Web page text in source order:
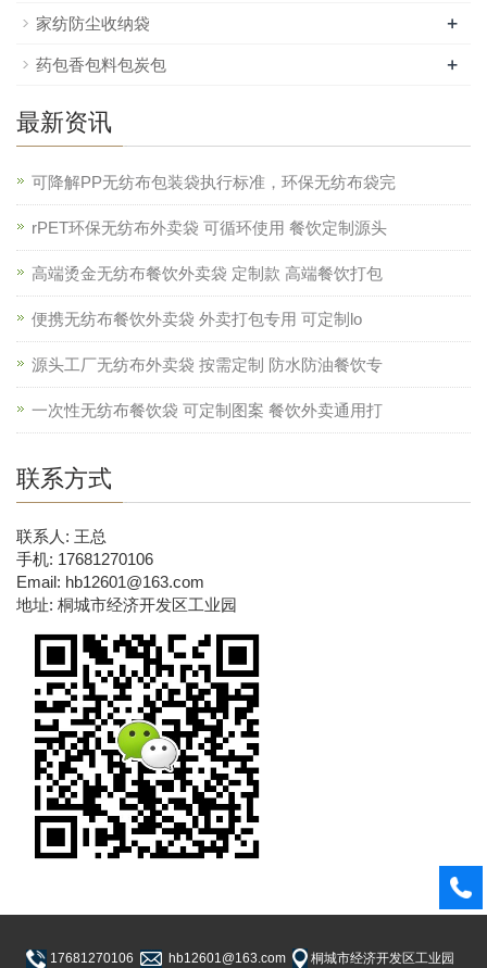
家纺防尘收纳袋 +
药包香包料包炭包 +
最新资讯
可降解PP无纺布包装袋执行标准，环保无纺布袋完
rPET环保无纺布外卖袋 可循环使用 餐饮定制源头
高端烫金无纺布餐饮外卖袋 定制款 高端餐饮打包
便携无纺布餐饮外卖袋 外卖打包专用 可定制lo
源头工厂无纺布外卖袋 按需定制 防水防油餐饮专
一次性无纺布餐饮袋 可定制图案 餐饮外卖通用打
联系方式
联系人: 王总
手机: 17681270106
Email: hb12601@163.com
地址: 桐城市经济开发区工业园
17681270106 hb12601@163.com 桐城市经济开发区工业园